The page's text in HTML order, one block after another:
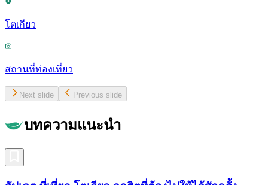
โตเกียว
สถานที่ท่องเที่ยว
Next slide Previous slide
บทความแนะนำ